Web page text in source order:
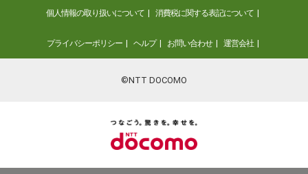
個人情報の取り扱いについて 消費税に関する表記について
プライバシーポリシー ヘルプ お問い合わせ 運営会社
©NTT DOCOMO